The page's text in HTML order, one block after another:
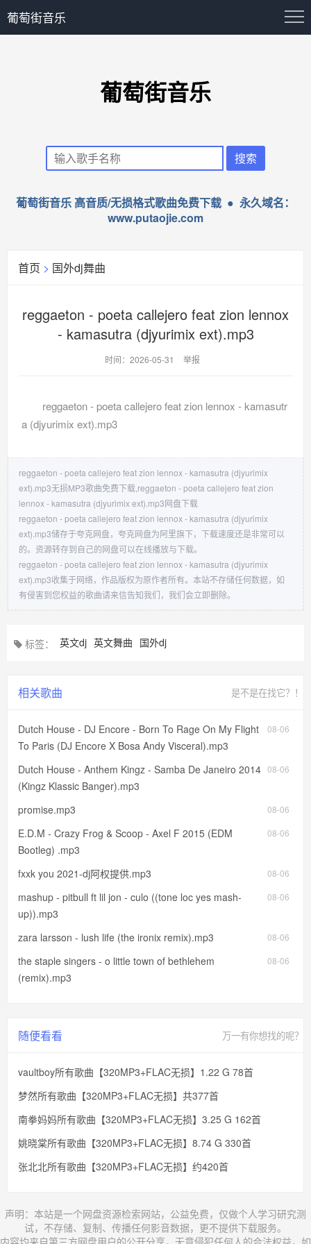
葡萄街音乐
葡萄街音乐
葡萄街音乐 高音质/无损格式歌曲免费下载 ● 永久域名：
www.putaojie.com
首页 > 国外dj舞曲
reggaeton - poeta callejero feat zion lennox
- kamasutra (djyurimix ext).mp3
时间：2026-05-31 举报
reggaeton - poeta callejero feat zion lennox - kamasutr
a (djyurimix ext).mp3
reggaeton - poeta callejero feat zion lennox - kamasutra (djyurimix
ext).mp3无损MP3歌曲免费下载,reggaeton - poeta callejero feat zion
lennox - kamasutra (djyurimix ext).mp3网盘下载
reggaeton - poeta callejero feat zion lennox - kamasutra (djyurimix
ext).mp3储存于夸克网盘，夸克网盘为阿里旗下，下载速度还是非常可以
的。资源转存到自己的网盘可以在线播放与下载。
reggaeton - poeta callejero feat zion lennox - kamasutra (djyurimix
ext).mp3收集于网络，作品版权为原作者所有。本站不存储任何数据，如
有侵害到您权益的歌曲请来信告知我们，我们会立即删除。
标签： 英文dj 英文舞曲 国外dj
相关歌曲 是不是在找它？！
08-06
Dutch House - DJ Encore - Born To Rage On My Flight
To Paris (DJ Encore X Bosa Andy Visceral).mp3
08-06
Dutch House - Anthem Kingz - Samba De Janeiro 2014
(Kingz Klassic Banger).mp3
08-06
promise.mp3
08-06
E.D.M - Crazy Frog & Scoop - Axel F 2015 (EDM
Bootleg) .mp3
08-06
fxxk you 2021-dj阿权提供.mp3
08-06
mashup - pitbull ft lil jon - culo ((tone loc yes mash-
up)).mp3
08-06
zara larsson - lush life (the ironix remix).mp3
08-06
the staple singers - o little town of bethlehem
(remix).mp3
随便看看 万一有你想找的呢？
vaultboy所有歌曲【320MP3+FLAC无损】1.22 G 78首
梦然所有歌曲【320MP3+FLAC无损】共377首
南拳妈妈所有歌曲【320MP3+FLAC无损】3.25 G 162首
姚晓棠所有歌曲【320MP3+FLAC无损】8.74 G 330首
张北北所有歌曲【320MP3+FLAC无损】约420首
声明：本站是一个网盘资源检索网站，公益免费，仅做个人学习研究测
试，不存储、复制、传播任何影音数据，更不提供下载服务。
内容均来自第三方网盘用户的公开分享，无意侵犯任何人的合法权益，如